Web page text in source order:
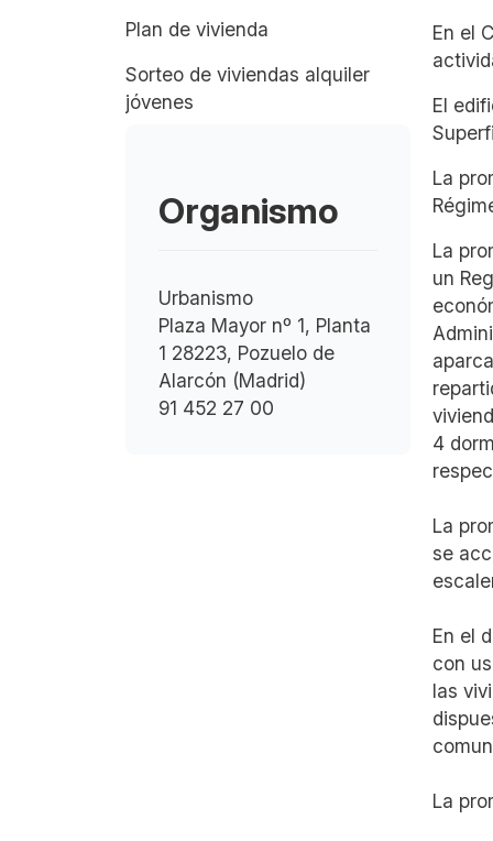
Plan de vivienda
Sorteo de viviendas alquiler
jóvenes
Organismo
Urbanismo
Plaza Mayor nº 1, Planta
1 28223, Pozuelo de
Alarcón (Madrid)
91 452 27 00
En el
El
La
La
un
4
La
se
En el
con
las
La